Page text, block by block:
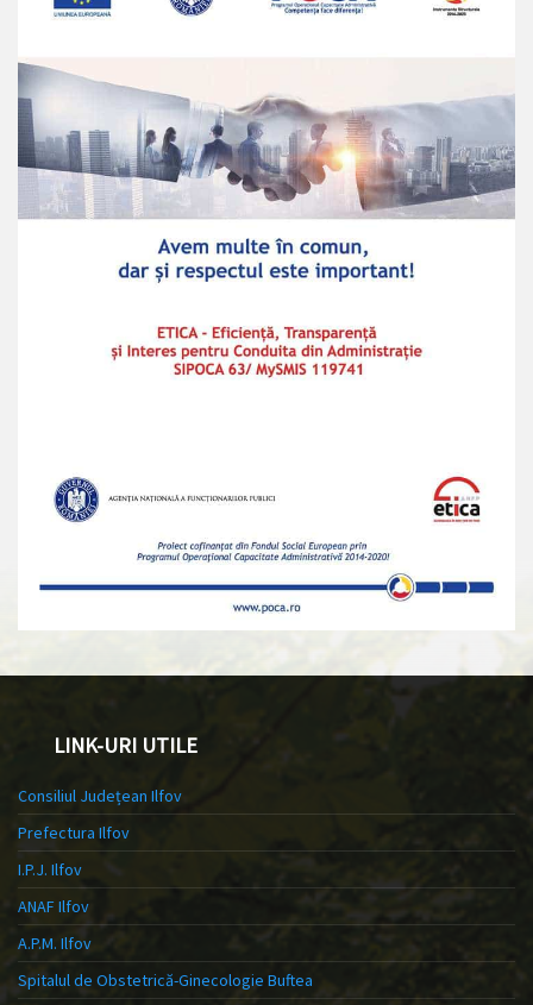
LINK-URI UTILE
Consiliul Județean Ilfov
Prefectura Ilfov
I.P.J. Ilfov
ANAF Ilfov
A.P.M. Ilfov
Spitalul de Obstetrică-Ginecologie Buftea